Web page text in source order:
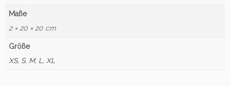
Maße
2 × 20 × 20 cm
Größe
XS, S, M, L , XL